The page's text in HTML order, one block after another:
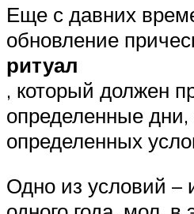
Еще с давних
обновление
ритуал
, который должен
определенные дни,
определенных
Одно из условий –